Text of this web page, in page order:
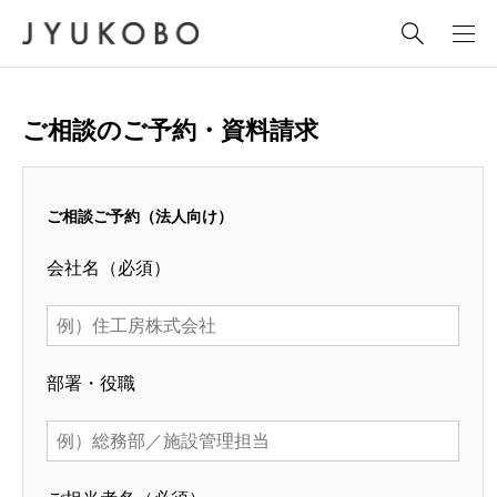
ご相談のご予約・資料請求
ご相談ご予約（法人向け）
会社名 （必須）
部署・役職